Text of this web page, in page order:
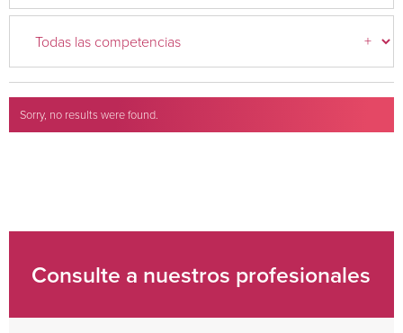
Sorry, no results were found.
Consulte a nuestros profesionales